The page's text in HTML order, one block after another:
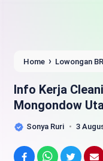
Home › Lowongan
Info Kerja
Mongondow
Sonya Ruri 3